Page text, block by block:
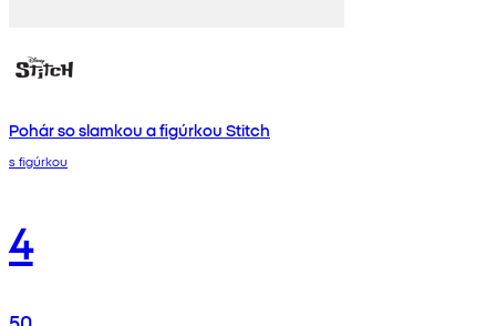
Pohár so slamkou a figúrkou Stitch
s figúrkou
4